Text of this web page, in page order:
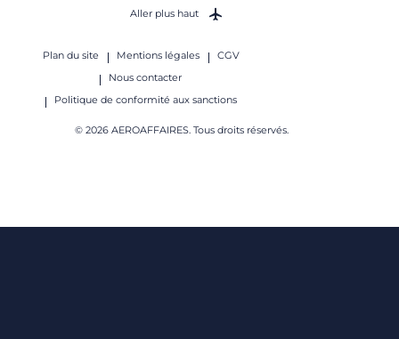
Plan du site Mentions légales
CGV
Nous contacter
Politique de conformité aux sanctions
© 2026 AEROAFFAIRES. Tous droits réservés.
Aller plus haut